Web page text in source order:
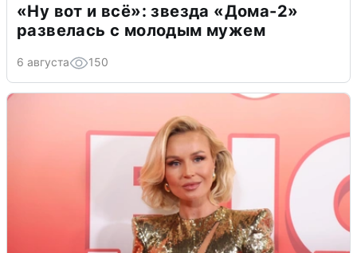
«Ну вот и всё»: звезда «Дома-2»
развелась с молодым мужем
6 августа 150